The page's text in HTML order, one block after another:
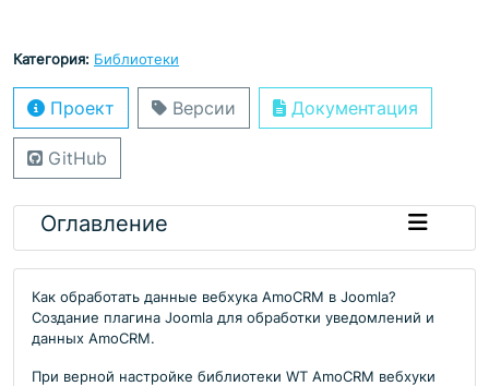
Категория: Библиотеки
Проект Версии Документация
GitHub
Оглавление
Как обработать данные вебхука AmoCRM в Joomla?
Создание плагина Joomla для обработки уведомлений и
данных AmoCRM.
При верной настройке библиотеки WT AmoCRM вебхуки